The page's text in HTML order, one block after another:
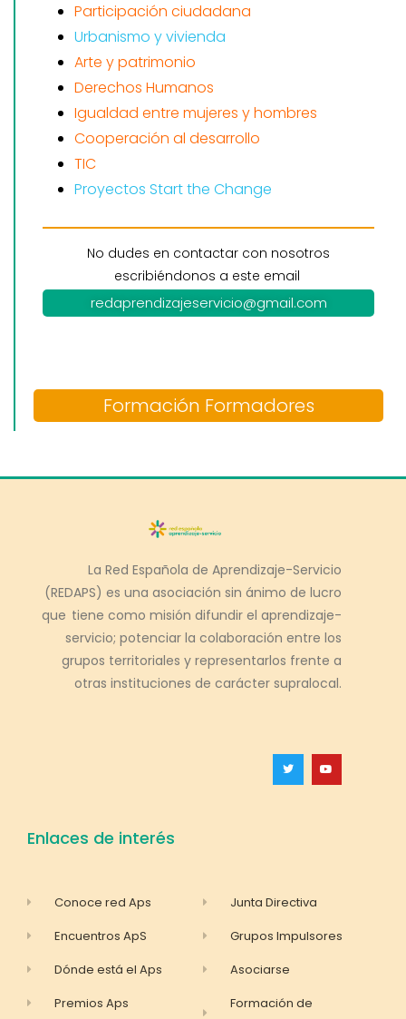
Participación ciudadana
Urbanismo y vivienda
Arte y patrimonio
Derechos Humanos
Igualdad entre mujeres y hombres
Cooperación al desarrollo
TIC
Proyectos Start the Change
No dudes en contactar con nosotros
escribiéndonos a este email
redaprendizajeservicio@gmail.com
Formación Formadores
La Red Española de Aprendizaje-Servicio
(REDAPS) es una asociación sin ánimo de lucro
que tiene como misión difundir el aprendizaje-
servicio; potenciar la colaboración entre los
grupos territoriales y representarlos frente a
otras instituciones de carácter supralocal.
Enlaces de interés
Conoce red Aps
Encuentros ApS
Dónde está el Aps
Premios Aps
Junta Directiva
Grupos Impulsores
Asociarse
Formación de